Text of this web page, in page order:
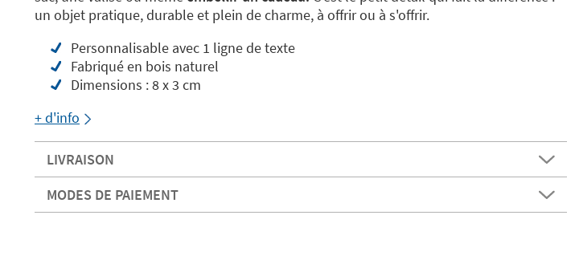
un objet pratique, durable et plein de charme, à offrir ou à s'offrir.
Personnalisable avec 1 ligne de texte
Fabriqué en bois naturel
Dimensions : 8 x 3 cm
+ d'info
LIVRAISON
MODES DE PAIEMENT